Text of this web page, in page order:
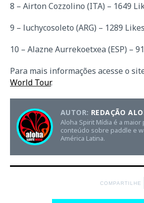
8 – Airton Cozzolino (ITA) – 1649
9 – luchycosoleto (ARG) – 1289 Likes
10 – Alazne Aurrekoetxea (ESP) –
Para mais informações acesse o
World Tour.
AUTOR: REDAÇÃO
Aloha Spirit Mídia é a maior
conteúdo sobre paddle e
América Latina.
COMPARTILHE